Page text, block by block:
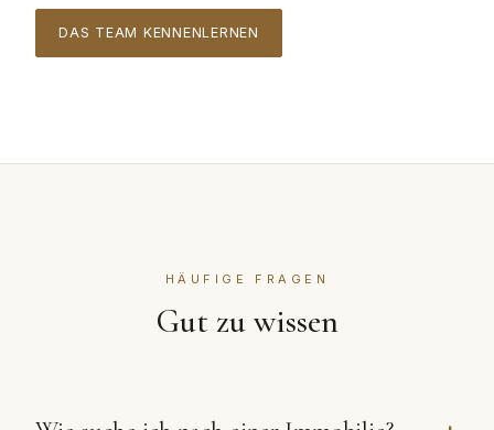
DAS TEAM KENNENLERNEN
HÄUFIGE FRAGEN
Gut zu wissen